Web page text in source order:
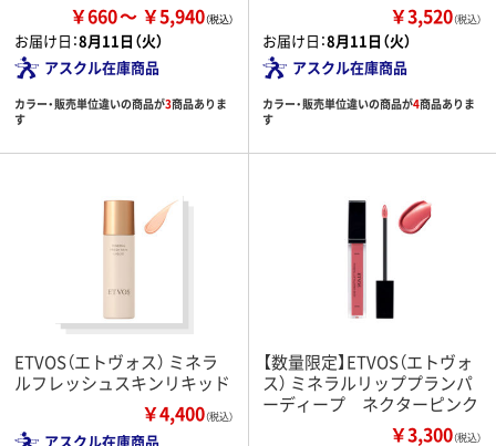
￥660 ￥5,940
お届け日：8月11日（火）
アスクル在庫商品
カラー・販売単位違いの商品が3商品ありま
す
￥3,520（税込）
お届け日：8月11日（火）
アスクル在庫商品
カラー・販売単位違いの商品が4商品ありま
す
ETVOS（エトヴォス） ミネラ
ルフレッシュスキンリキッド
￥4,400（税込）
アスクル在庫商品
【数量限定】ETVOS（エトヴォ
ス） ミネラルリッププランパ
ーディープ ネクターピンク
￥3,300（税込）